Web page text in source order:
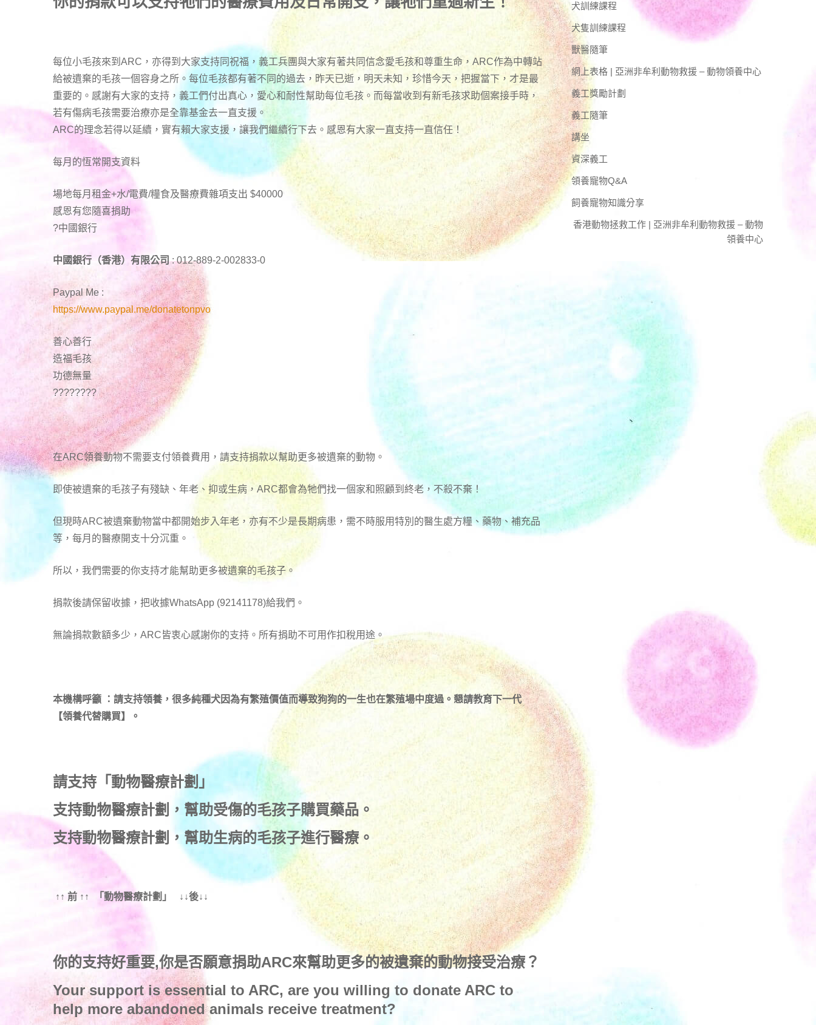
每位小毛孩來到ARC，亦得到大家支持同祝福，義工兵團與大家有著共同信念愛毛孩和尊重生命，ARC作為中轉站
給被遺棄的毛孩一個容身之所。每位毛孩都有著不同的過去，昨天已逝，明天未知，珍惜今天，把握當下，才是最
重要的。感謝有大家的支持，義工們付出真心，愛心和耐性幫助每位毛孩。而每當收到有新毛孩求助個案接手時，
若有傷病毛孩需要治療亦是全靠基金去一直支援。
ARC的理念若得以延續，實有賴大家支援，讓我們繼續行下去。感恩有大家一直支持一直信任！
每月的恆常開支資料
場地每月租金+水/電費/糧食及醫療費雜項支出 $40000
感恩有您隨喜捐助
?中國銀行
中國銀行（香港）有限公司: 012-889-2-002833-0
Paypal Me :
https://www.paypal.me/donatetonpvo
善心善行
造福毛孩
功德無量
????????
在ARC領養動物不需要支付領養費用，請支持捐款以幫助更多被遺棄的動物。
即使被遺棄的毛孩子有殘缺、年老、抑或生病，ARC都會為牠們找一個家和照顧到終老，不殺不棄！
但現時ARC被遺棄動物當中都開始步入年老，亦有不少是長期病患，需不時服用特別的醫生處方糧、藥物、補充品
等，每月的醫療開支十分沉重。
所以，我們需要的你支持才能幫助更多被遺棄的毛孩子。
捐款後請保留收據，把收據WhatsApp (92141178)給我們。
無論捐款數額多少，ARC皆衷心感謝你的支持。所有捐助不可用作扣稅用途。
本機構呼籲 ：請支持領養，很多純種犬因為有繁殖價值而導致狗狗的一生也在繁殖場中度過。懇請教育下一代
【領養代替購買】。
請支持「動物醫療計劃」
支持動物醫療計劃 ，幫助受傷的毛孩子購買藥品。
支持動物醫療計劃 ，幫助生病的毛孩子進行醫療。
↑↑ 前 ↑↑ 「動物醫療計劃」 ↓↓後↓↓
你的支持好重要,你是否願意捐助ARC來幫助更多的被遺棄的動物接受治療？
Your support is essential to ARC, are you willing to donate ARC to
help more abandoned animals receive treatment?
犬訓練課程
犬隻訓練課程
獸醫隨筆
網上表格 | 亞洲非牟利動物救援 – 動物領養中心
義工獎勵計劃
義工隨筆
講坐
資深義工
領養寵物Q&A
飼養寵物知識分享
香港動物拯救工作 | 亞洲非牟利動物救援 – 動物
領養中心